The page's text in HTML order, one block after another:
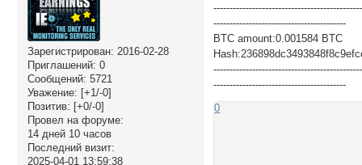
Зарегистрирован: 2016-02-28
Приглашений: 0
Сообщений: 5721
Уважение: [+1/-0]
Позитив: [+0/-0]
Провел на форуме:
14 дней 10 часов
Последний визит:
2025-04-01 13:59:38
-----------------------------------------
BTC amount:0.001584 BTC
-----------------------------------------
0